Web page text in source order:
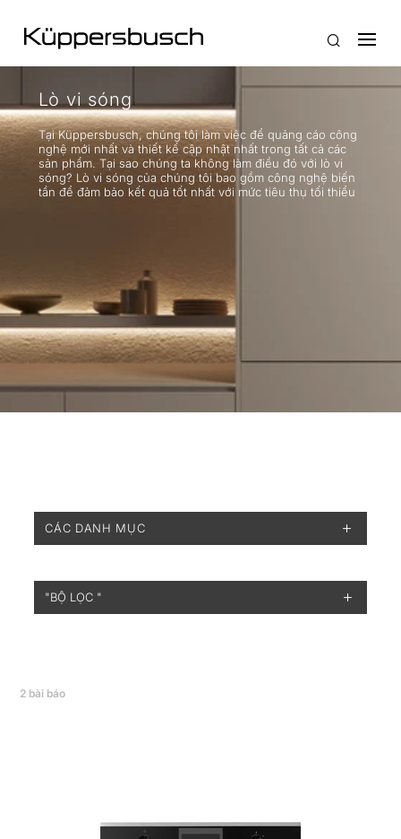
Lò vi sóng
Tại Küppersbusch, chúng tôi làm việc để quảng cáo công
nghệ mới nhất và thiết kế cập nhật nhất trong tất cả các
sản phẩm. Tại sao chúng ta không làm điều đó với lò vi
sóng? Lò vi sóng của chúng tôi bao gồm công nghệ biến
tần để đảm bảo kết quả tốt nhất với mức tiêu thụ tối thiểu
CÁC DANH MỤC
"BỘ LỌC "
2 bài báo